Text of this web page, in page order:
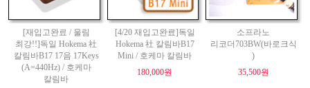
[재입고완료 / 울림
최강!!]독일 Hokema 社
칼림바B17 17음 17Keys
(A=440Hz) / 호케마
칼림바
[4/20 재입고완료]독일
Hokema 社 칼림바B17
Mini / 호케마 칼림바
180,000원
소프라노
리코더703BW(바로크식
)
35,500원